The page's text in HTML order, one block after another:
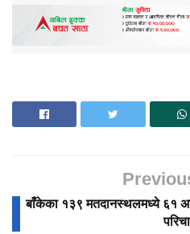
बाँकेका १३९ मतदानस्थलमध्ये ६१